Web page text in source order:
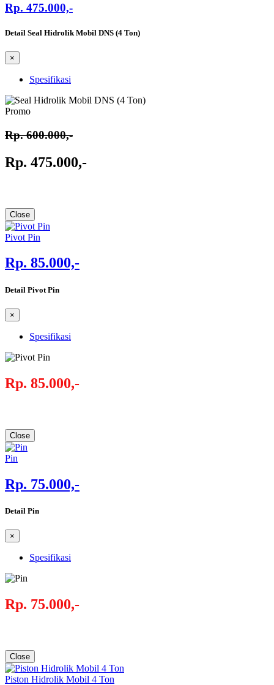
Rp. 475.000,-
Detail Seal Hidrolik Mobil DNS (4 Ton)
×
Spesifikasi
Promo
Rp. 600.000,-
Rp. 475.000,-
Close
Pivot Pin
Rp. 85.000,-
Detail Pivot Pin
×
Spesifikasi
Rp. 85.000,-
Close
Pin
Rp. 75.000,-
Detail Pin
×
Spesifikasi
Rp. 75.000,-
Close
Piston Hidrolik Mobil 4 Ton